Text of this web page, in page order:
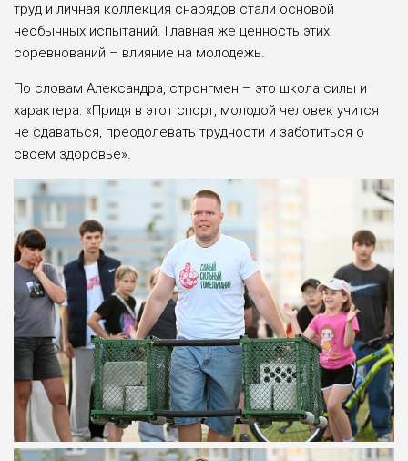
труд и личная коллекция снарядов стали основой
необычных испытаний. Главная же ценность этих
соревнований – влияние на молодежь.
По словам Александра, стронгмен – это школа силы и
характера: «Придя в этот спорт, молодой человек учится
не сдаваться, преодолевать трудности и заботиться о
своём здоровье».